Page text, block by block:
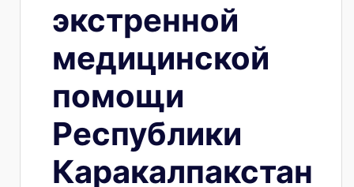
экстренной
медицинской
помощи
Республики
Каракалпакстан